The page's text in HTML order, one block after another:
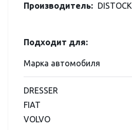
Производитель: DISTOCK
Подходит для:
Марка автомобиля
DRESSER
FIAT
VOLVO